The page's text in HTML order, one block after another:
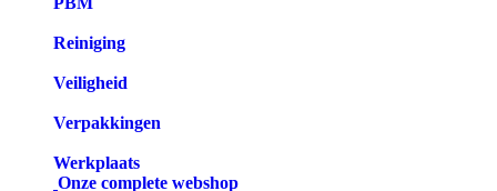
Reiniging
Veiligheid
Verpakkingen
Werkplaats
Onze complete webshop